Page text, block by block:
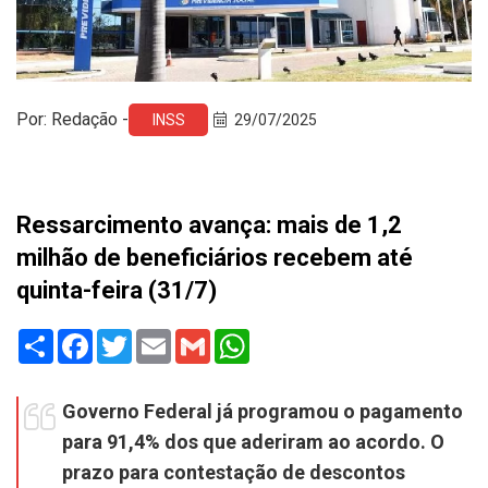
Por: Redação - INSS 29/07/2025
Ressarcimento avança: mais de 1,2
milhão de beneficiários recebem até
quinta-feira (31/7)
Share Facebook
TwitterEmail Gmail
Governo Federal já programou o pagamento
para 91,4% dos que aderiram ao acordo. O
prazo para contestação de descontos